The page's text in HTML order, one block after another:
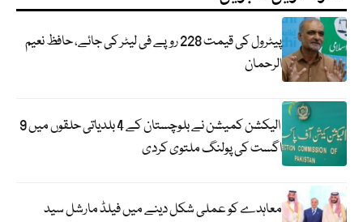
پیٹرول کی قیمت 228 روپے فی لیٹر کی جائے، حافظ نعیم
الرحمان
الیکشن کمیشن نے بلوچستان کے 4 بلدیاتی حلقوں میں 9
اگست کی پولنگ ملتوی کردی
معاہدے کو عملی شکل دینے میں فیلڈ مارشل سید